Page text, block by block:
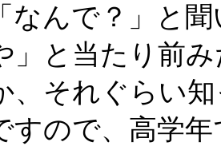
なんで？」と
」と当たり前
、それぐらい
すので、高学